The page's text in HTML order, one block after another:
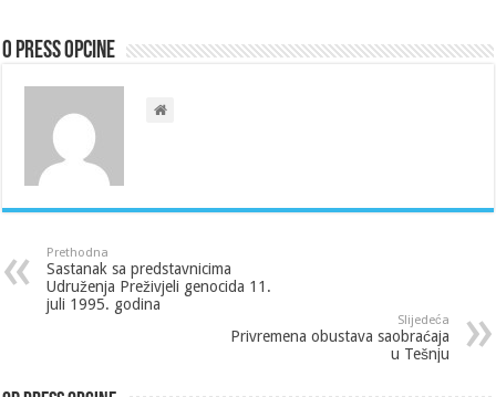
O Press Opcine
Prethodna
Sastanak sa predstavnicima
Udruženja Preživjeli genocida 11.
juli 1995. godina
Slijedeća
Privremena obustava saobraćaja
u Tešnju